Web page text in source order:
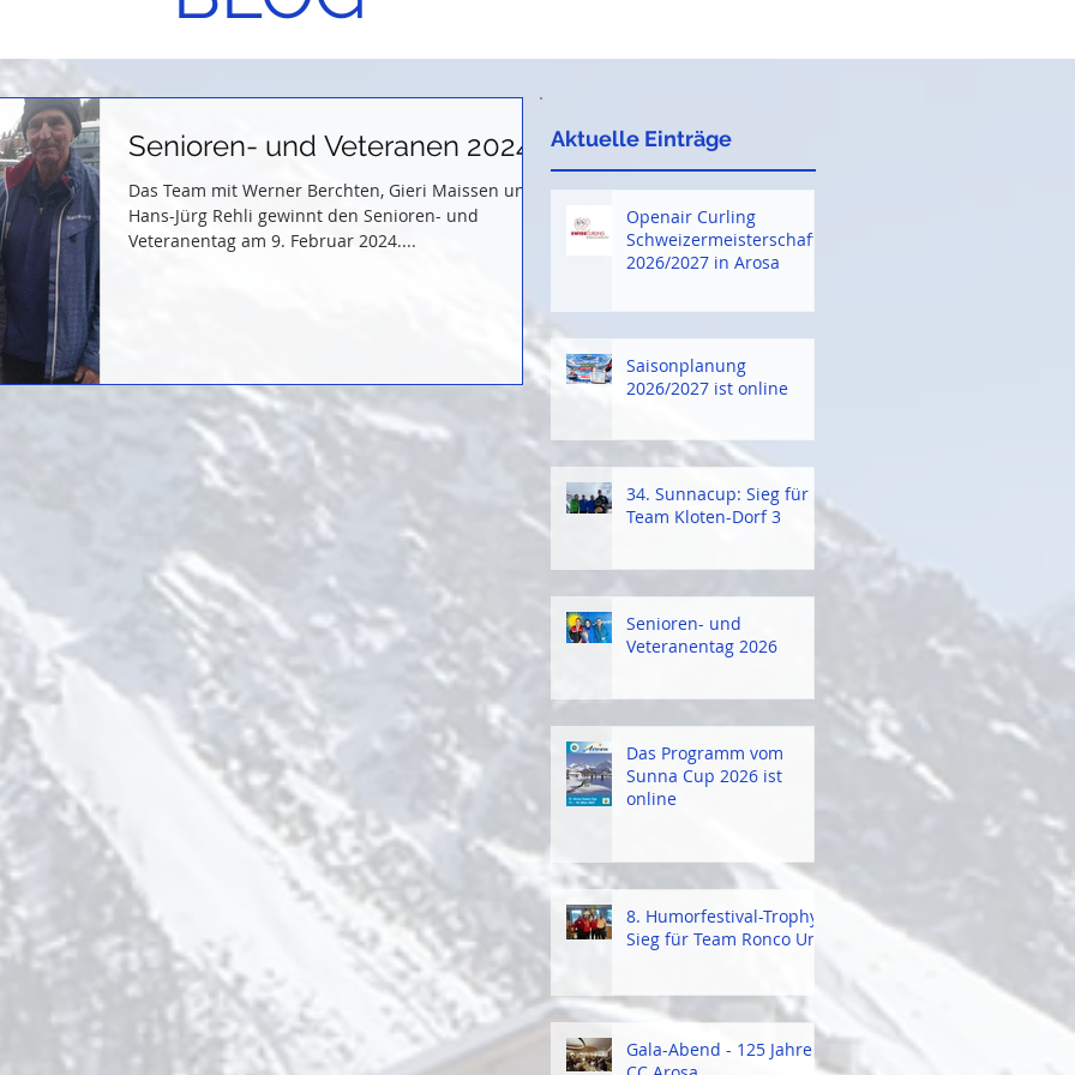
Senioren- und Veteranen 2024
Das Team mit Werner Berchten, Gieri Maissen und
Hans-Jürg Rehli gewinnt den Senioren- und
Veteranentag am 9. Februar 2024....
Aktuelle Einträge
Openair Curling
Schweizermeisterschaft
2026/2027 in Arosa
Saisonplanung
2026/2027 ist online
34. Sunnacup: Sieg für
Team Kloten-Dorf 3
Senioren- und
Veteranentag 2026
Das Programm vom
Sunna Cup 2026 ist
online
8. Humorfestival-Trophy:
Sieg für Team Ronco Uno
Gala-Abend - 125 Jahre